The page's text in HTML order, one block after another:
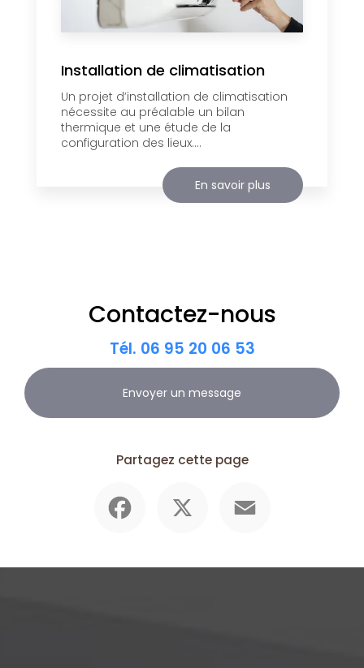
Installation de climatisation
Un projet d’installation de climatisation
nécessite au préalable un bilan
thermique et une étude de la
configuration des lieux....
En savoir plus
Contactez-nous
Tél. 06 95 20 06 53
Envoyer un message
Partagez cette page